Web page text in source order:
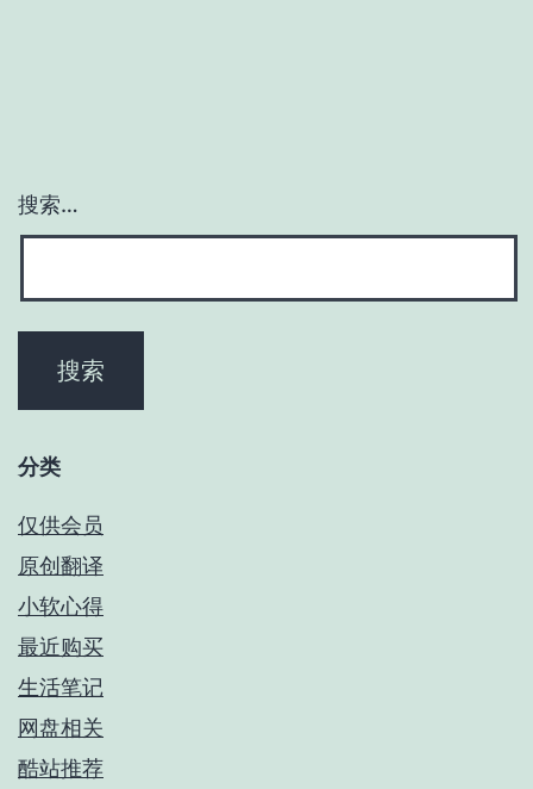
搜索…
分类
仅供会员
原创翻译
小软心得
最近购买
生活笔记
网盘相关
酷站推荐